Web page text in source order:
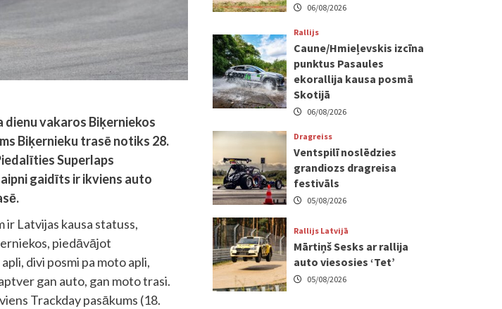
dienu vakaros Biķerniekos
Biķernieku trasē notiks 28.
Superlaps
gaidīts ir ikviens auto
ir Latvijas kausa statuss,
piedāvājot
divi posmi pa moto apli,
gan auto, gan moto trasi.
Trackday pasākums (18.
06/08/2026
Rallijs
Caune/Hmieļevskis izcīna
punktus Pasaules
ekorallija kausa posmā
Skotijā
06/08/2026
Dragreiss
Ventspilī noslēdzies
grandiozs dragreisa
festivāls
05/08/2026
Rallijs Latvijā
Mārtiņš Sesks ar rallija
auto viesosies ‘Tet’
05/08/2026